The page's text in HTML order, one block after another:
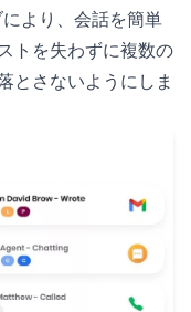
より、会話を簡単
トを失わずに複数の
とさないようにしま